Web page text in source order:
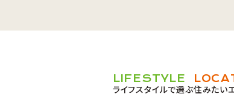
LIFESTYLE
ライフスタイルで選ぶ住みたい